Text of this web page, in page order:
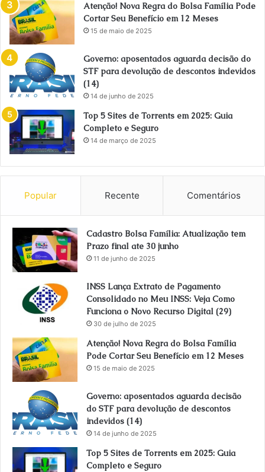
Atenção! Nova Regra do Bolsa Família Pode
Cortar Seu Benefício em 12 Meses
15 de maio de 2025
Governo: aposentados aguarda decisão do
STF para devolução de descontos indevidos
(14)
14 de junho de 2025
Top 5 Sites de Torrents em 2025: Guia
Completo e Seguro
14 de março de 2025
Popular Recente Comentários
Cadastro Bolsa Família: Atualização tem
Prazo final ate 30 junho
11 de junho de 2025
INSS Lança Extrato de Pagamento
Consolidado no Meu INSS: Veja Como
Funciona o Novo Recurso Digital (29)
30 de julho de 2025
Atenção! Nova Regra do Bolsa Família
Pode Cortar Seu Benefício em 12 Meses
15 de maio de 2025
Governo: aposentados aguarda decisão
do STF para devolução de descontos
indevidos (14)
14 de junho de 2025
Top 5 Sites de Torrents em 2025: Guia
Completo e Seguro